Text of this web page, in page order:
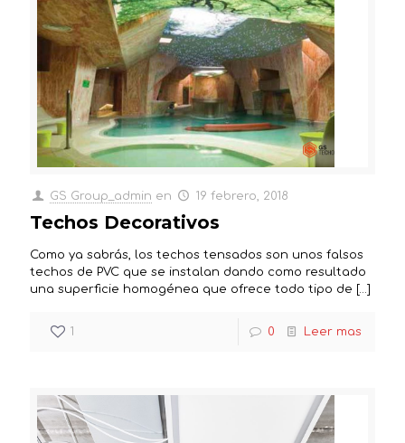
GS Group_admin en 19 febrero, 2018
Techos Decorativos
Como ya sabrás, los techos tensados son unos falsos
techos de PVC que se instalan dando como resultado
una superficie homogénea que ofrece todo tipo de […]
1 0 Leer mas